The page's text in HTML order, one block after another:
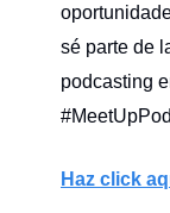
sé parte de
podcasting
Haz click